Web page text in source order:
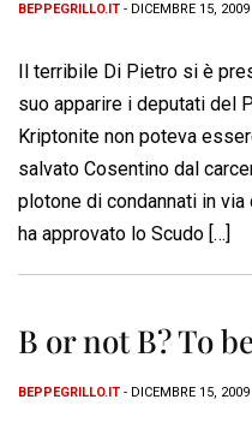
BEPPEGRILLO.IT - DICEMBRE 15, 2009
Il terribile Di Pietro si è
suo apparire i deputati del
Kriptonite non poteva
salvato Cosentino dal
plotone di condannati in
ha approvato lo Scudo […]
B or not B? To
BEPPEGRILLO.IT - DICEMBRE 15, 2009